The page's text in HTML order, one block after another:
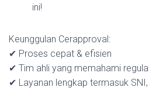
ini!
Keunggulan Cerapproval:
✔ Proses cepat & efisien
✔ Tim ahli yang memahami
✔ Layanan lengkap termasuk SNI,